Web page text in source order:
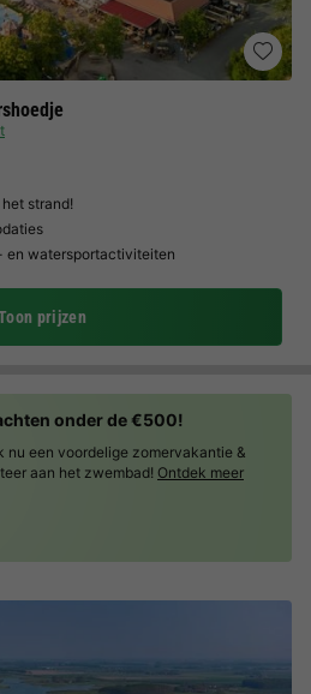
strand!
en watersportactiviteiten
prijzen
onder de €500!
nu een voordelige zomervakantie &
aan het zwembad! Ontdek meer